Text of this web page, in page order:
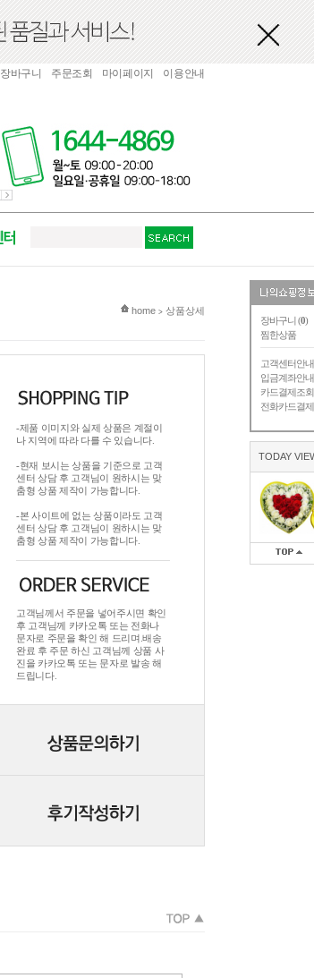
장바구니 (0)
찜한상품
고객센터안내
입금계좌안내
카드결제조회
전화카드결제
TODAY
장바구니 주문조회 마이페이지 이용안내
현재 위치
home > 상품상세
-제품 이미지와 실제 상품은 계절이
나 지역에 따라 다를 수 있습니다.
-현재 보시는 상품을 기준으로 고객
센터 상담 후 고객님이 원하시는 맞
춤형 상품 제작이 가능합니다.
-본 사이트에 없는 상품이라도 고객
센터 상담 후 고객님이 원하시는 맞
춤형 상품 제작이 가능합니다.
고객님께서 주문을 넣어주시면 확인
후 고객님께 카카오톡 또는 전화나
문자로 주문을 확인 해 드리며.배송
완료 후 주문 하신 고객님께 상품 사
진을 카카오톡 또는 문자로 발송 해
드립니다.